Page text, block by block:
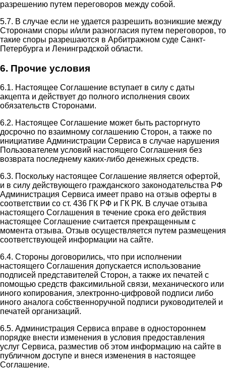
разрешению путем переговоров между собой.
5.7. В случае если не удается разрешить возникшие между
Сторонами споры и/или разногласия путем переговоров, то
такие споры разрешаются в Арбитражном суде Санкт-
Петербурга и Ленинградской области.
6. Прочие условия
6.1. Настоящее Соглашение вступает в силу с даты
акцепта и действует до полного исполнения своих
обязательств Сторонами.
6.2. Настоящее Соглашение может быть расторгнуто
досрочно по взаимному соглашению Сторон, а также по
инициативе Администрации Сервиса в случае нарушения
Пользователем условий настоящего Соглашения без
возврата последнему каких-либо денежных средств.
6.3. Поскольку настоящее Соглашение является офертой,
и в силу действующего гражданского законодательства РФ
Администрация Сервиса имеет право на отзыв оферты в
соответствии со ст. 436 ГК РФ и ГК РК. В случае отзыва
настоящего Соглашения в течение срока его действия
настоящее Соглашение считается прекращенным с
момента отзыва. Отзыв осуществляется путем размещения
соответствующей информации на сайте.
6.4. Стороны договорились, что при исполнении
настоящего Соглашения допускается использование
подписей представителей Сторон, а также их печатей с
помощью средств факсимильной связи, механического или
иного копирования, электронно-цифровой подписи либо
иного аналога собственноручной подписи руководителей и
печатей организаций.
6.5. Администрация Сервиса вправе в одностороннем
порядке внести изменения в условия предоставления
услуг Сервиса, разместив об этом информацию на сайте в
публичном доступе и внеся изменения в настоящее
Соглашение.